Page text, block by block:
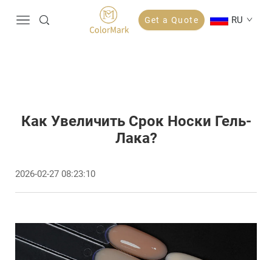
Get a Quote RU
Как Увеличить Срок Носки Гель-
Лака?
2026-02-27 08:23:10